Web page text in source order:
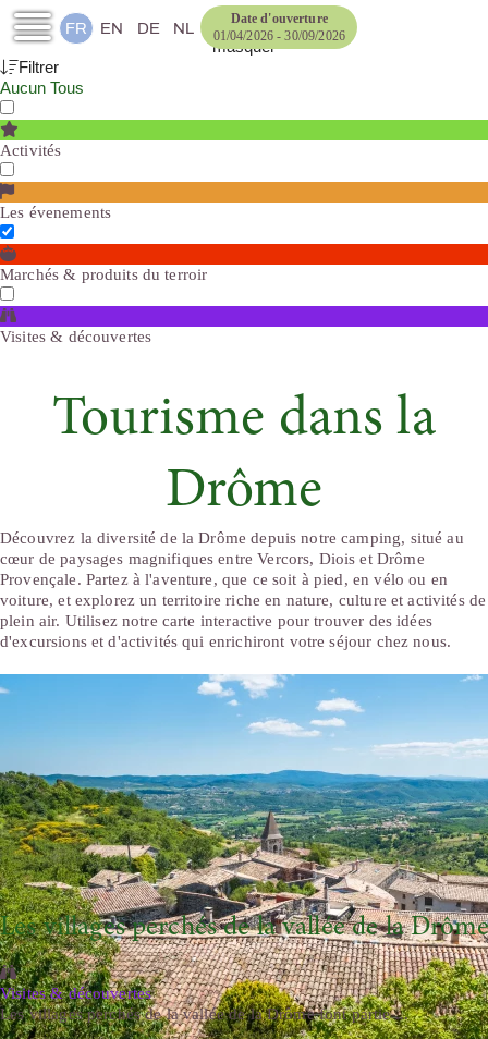
FR EN DE NL
Date d'ouverture
01/04/2026 - 30/09/2026
masquer
Filtrer
Aucun Tous
Activités
Les évenements
Marchés & produits du terroir
Visites & découvertes
Tourisme dans la
Drôme
Découvrez la diversité de la Drôme depuis notre camping, situé au
cœur de paysages magnifiques entre Vercors, Diois et Drôme
Provençale. Partez à l'aventure, que ce soit à pied, en vélo ou en
voiture, et explorez un territoire riche en nature, culture et activités de
plein air. Utilisez notre carte interactive pour trouver des idées
d'excursions et d'activités qui enrichiront votre séjour chez nous.
Les villages perchés de la vallée de la Drôme
Visites & découvertes
Les villages perchés de la vallée de la Drôme font partie ...